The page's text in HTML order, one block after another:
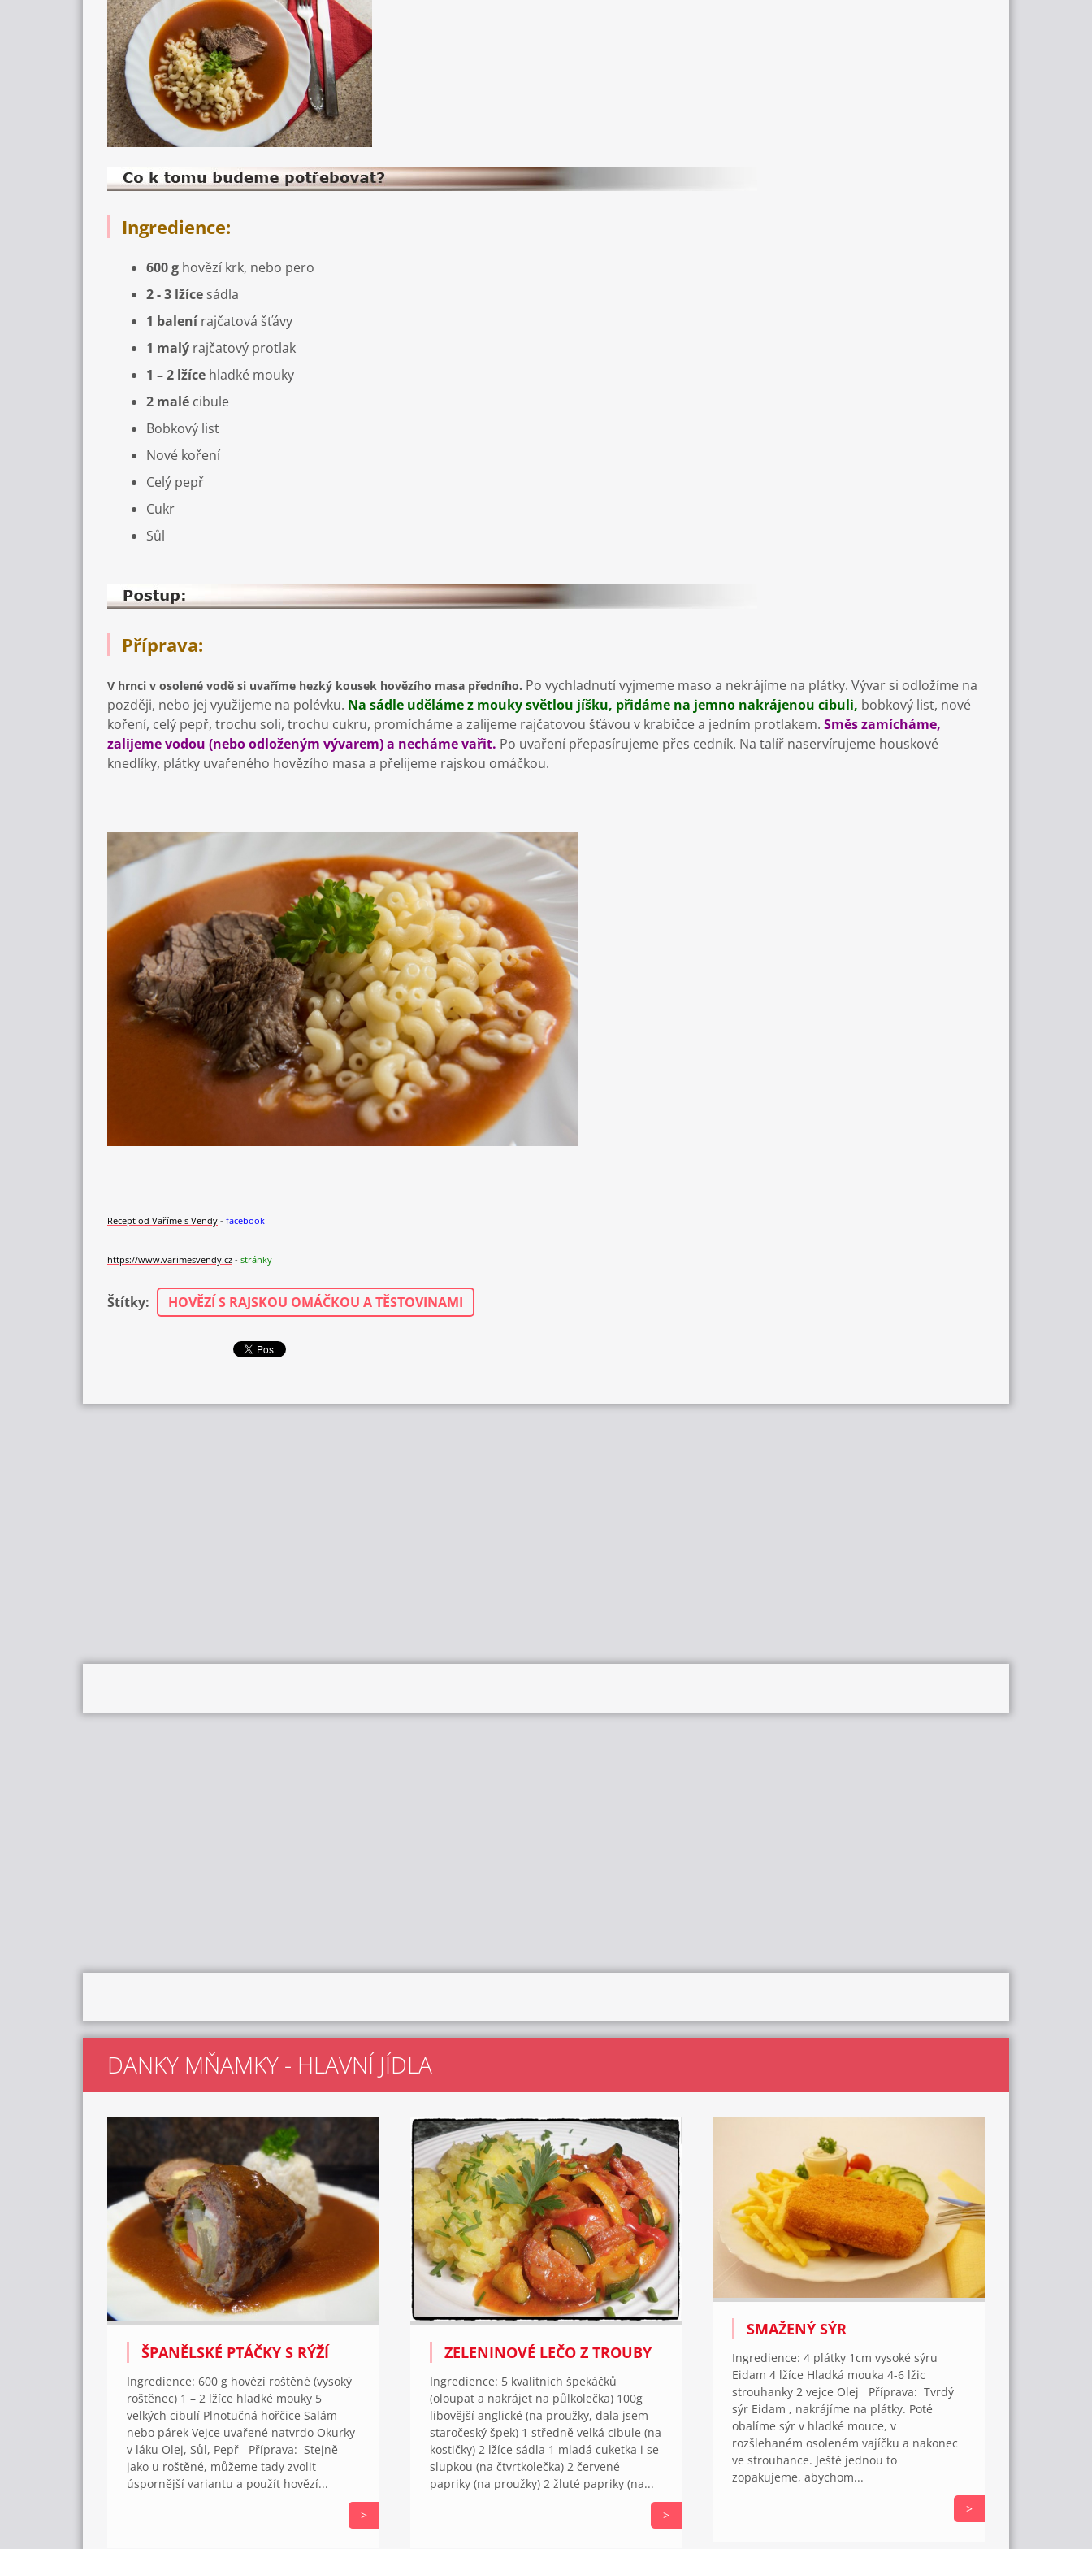
Ingredience:
600 g hovězí krk, nebo pero
2 - 3 lžíce sádla
1 balenírajčatová šťávy
1 malý rajčatový protlak
1 – 2 lžíce hladké mouky
2 malé cibule
Bobkový list
Nové koření
Celý pepř
Cukr
Sůl
Příprava:
V hrnci v osolené vodě si uvaříme hezký kousek hovězího masa předního. Po vychladnutí vyjmeme maso a nekrájíme na plátky. Vývar si odložíme na
později, nebo jej využijeme na polévku. Na sádle uděláme z mouky světlou jíšku, přidáme na jemno nakrájenou cibuli, bobkový list, nové
koření, celý pepř, trochu soli, trochu cukru, promícháme a zalijeme rajčatovou šťávou v krabičce a jedním protlakem. Směs zamícháme,
zalijeme vodou (nebo odloženým vývarem) a necháme vařit. Po uvaření přepasírujeme přes cedník. Na talíř naservírujeme houskové
knedlíky, plátky uvařeného hovězího masa a přelijeme rajskou omáčkou.
Recept od Vaříme s Vendy - facebook
https://www.varimesvendy.cz - stránky
Štítky: HOVĚZÍ S RAJSKOU OMÁČKOU A TĚSTOVINAMI
DANKY MŇAMKY - HLAVNÍ JÍDLA
ŠPANĚLSKÉ PTÁČKY S RÝŽÍ
Ingredience: 600 g hovězí roštěné (vysoký
roštěnec) 1 – 2 lžíce hladké mouky 5
velkých cibulí Plnotučná hořčice Salám
nebo párek Vejce uvařené natvrdo Okurky
v láku Olej, Sůl, Pepř Příprava: Stejně
jako u roštěné, můžeme tady zvolit
úspornější variantu a použít hovězí...
>
ZELENINOVÉ LEČO Z TROUBY
Ingredience: 5 kvalitních špekáčků
(oloupat a nakrájet na půlkolečka) 100g
libovější anglické (na proužky, dala jsem
staročeský špek) 1 středně velká cibule (na
kostičky) 2 lžíce sádla 1 mladá cuketka i se
slupkou (na čtvrtkolečka) 2 červené
papriky (na proužky) 2 žluté papriky (na...
>
SMAŽENÝ SÝR
Ingredience: 4 plátky 1cm vysoké sýru
Eidam 4 lžíce Hladká mouka 4-6 lžic
strouhanky 2 vejce Olej Příprava: Tvrdý
sýr Eidam , nakrájíme na plátky. Poté
obalíme sýr v hladké mouce, v
rozšlehaném osoleném vajíčku a nakonec
ve strouhance. Ještě jednou to
zopakujeme, abychom...
>